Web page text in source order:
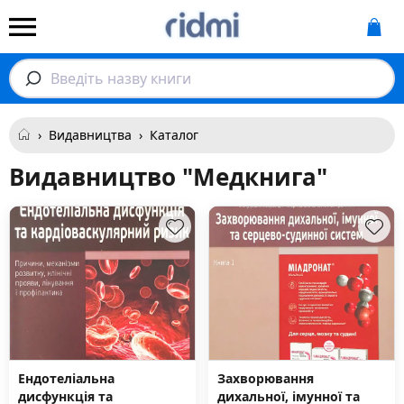
Введіть назву книги
› Видавництва › Каталог
Видавництво "Медкнига"
Ендотеліальна
дисфункція та
Захворювання
дихальної, імунної та